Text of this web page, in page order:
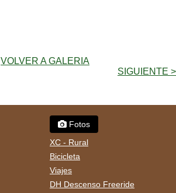
VOLVER A GALERIA
SIGUIENTE >
Fotos
XC - Rural
Bicicleta
Viajes
DH Descenso Freeride